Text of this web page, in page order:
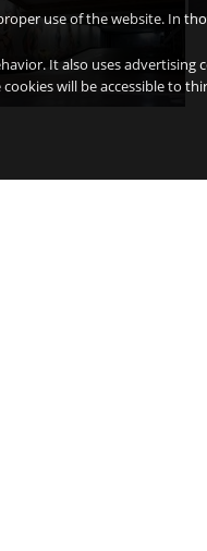
use of the website. In
It also uses
will be accessible to